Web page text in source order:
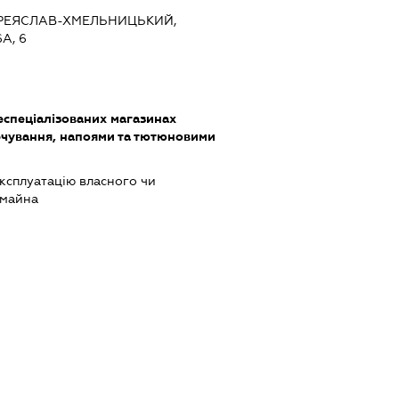
ХМЕЛЬНИЦЬКИЙ,
6
магазинах
напоями та тютюновими
власного чи